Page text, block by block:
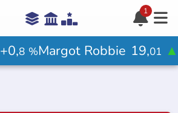
   
1 
 Aide
+0,8 %Margot Robbie 19,01